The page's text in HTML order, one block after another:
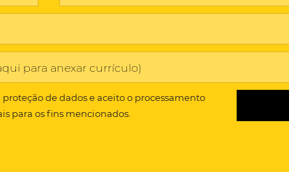
para anexar currículo)
de dadose aceito o processamento
para os fins mencionados.